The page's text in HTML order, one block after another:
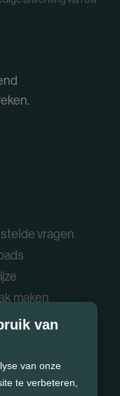
van
van onze
te verbeteren,
vragen
maken